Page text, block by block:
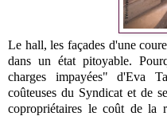
Le hall, les façades d'une
dans un état pitoyable.
charges impayées" d'Eva
coûteuses du Syndicat et de
copropriétaires le coût de la